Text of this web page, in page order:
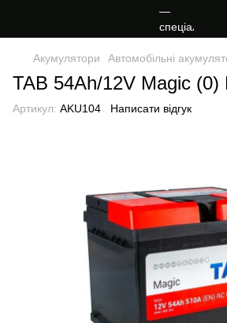
Акумулятори Автомобільні
TAB 54Ah/12V Magic (0)
Артикул: AKU104 Написати відгук